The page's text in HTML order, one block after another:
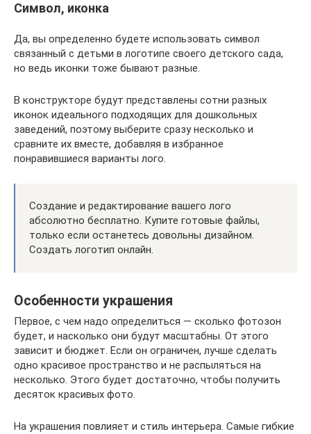
Символ, иконка
Да, вы определенно будете использовать символ
связанный с детьми в логотипе своего детского сада,
но ведь иконки тоже бывают разные.
В конструкторе будут представлены сотни разных
иконок идеального подходящих для дошкольных
заведений, поэтому выберите сразу несколько и
сравните их вместе, добавляя в избранное
понравившиеся варианты лого.
Создание и редактирование вашего лого
абсолютно бесплатно. Купите готовые файлы,
только если останетесь довольны дизайном.
Создать логотип онлайн.
Особенности украшения
Первое, с чем надо определиться — сколько фотозон
будет, и насколько они будут масштабны. От этого
зависит и бюджет. Если он ограничен, лучше сделать
одно красивое пространство и не распыляться на
несколько. Этого будет достаточно, чтобы получить
десяток красивых фото.
На украшения повлияет и стиль интерьера. Самые гибкие